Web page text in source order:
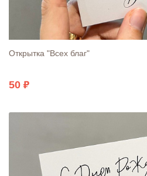
Открытка "Всех благ"
50